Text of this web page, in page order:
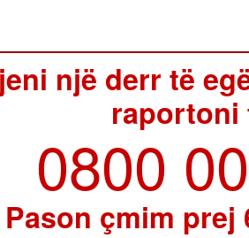
një derr të
raportoni
0800
Pason çmim prej